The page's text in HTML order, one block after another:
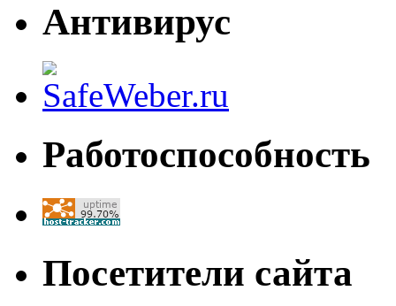
Антивирус
Работоспособность
Посетители сайта